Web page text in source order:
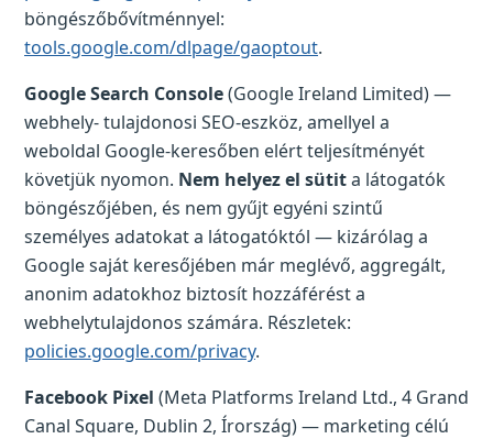
böngészőbővítménnyel:
tools.google.com/dlpage/gaoptout.
Google Search Console(Google Ireland Limited) —
webhely- tulajdonosi SEO-eszköz, amellyel a
weboldal Google-keresőben elért teljesítményét
követjük nyomon. Nem helyez el sütita látogatók
böngészőjében, és nem gyűjt egyéni szintű
személyes adatokat a látogatóktól — kizárólag a
Google saját keresőjében már meglévő, aggregált,
anonim adatokhoz biztosít hozzáférést a
webhelytulajdonos számára. Részletek:
policies.google.com/privacy.
Facebook Pixel (Meta Platforms Ireland Ltd., 4 Grand
Canal Square, Dublin 2, Írország) — marketing célú